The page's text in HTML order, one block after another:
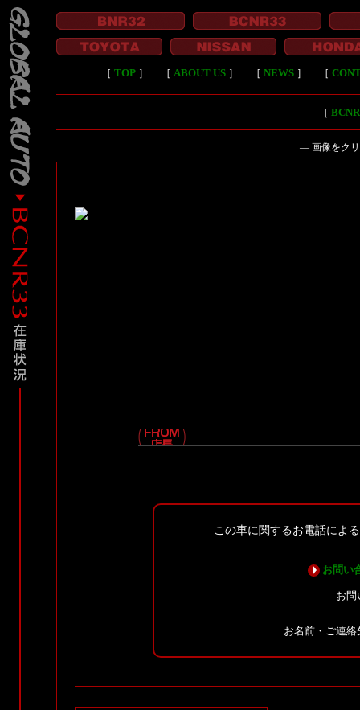
［ TOP］ ［ ABOUT US］ ［ NEWS］ ［
［
― 画像をク
この車に関するお電話によ
お問い
お問
お名前・ご連